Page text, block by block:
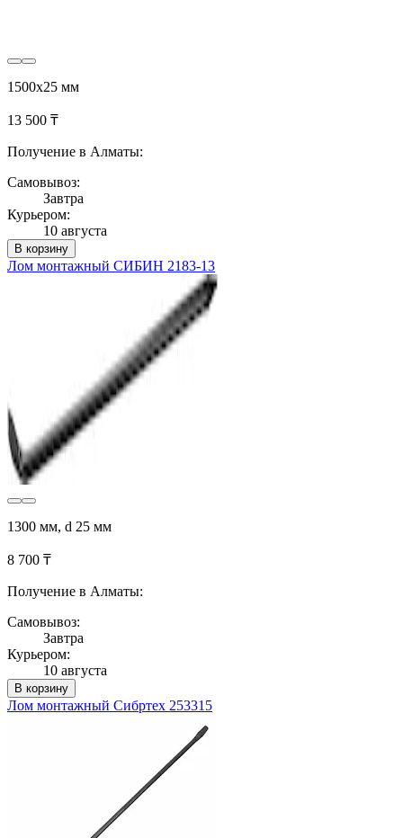
1500х25 мм
13 500 ₸
Получение в Алматы:
Самовывоз:
Завтра
Курьером:
10 августа
В корзину
Лом монтажный СИБИН 2183-13
1300 мм, d 25 мм
8 700 ₸
Получение в Алматы:
Самовывоз:
Завтра
Курьером:
10 августа
В корзину
Лом монтажный Сибртех 253315